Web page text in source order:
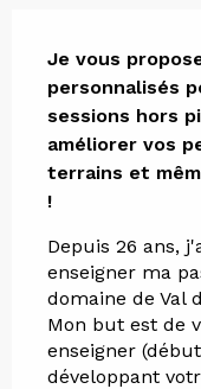
Je vous
personnalisés
sessions hors
améliorer vos
terrains et
!
Depuis 26 ans,
enseigner ma
domaine de Val
Mon but est de
enseigner
développant